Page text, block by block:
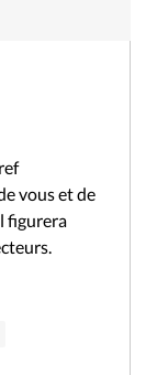
vous et de
figurera